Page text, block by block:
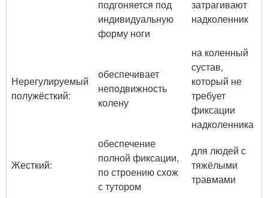
подгоняется под
индивидуальную
форму ноги
затрагивают
надколенник
Нерегулируемый
полужёсткий:
обеспечивает
неподвижность
колену
на коленный
сустав,
который не
требует
фиксации
надколенника
Жесткий:
обеспечение
полной фиксации,
по строению схож
с тутором
для людей с
тяжёлыми
травмами